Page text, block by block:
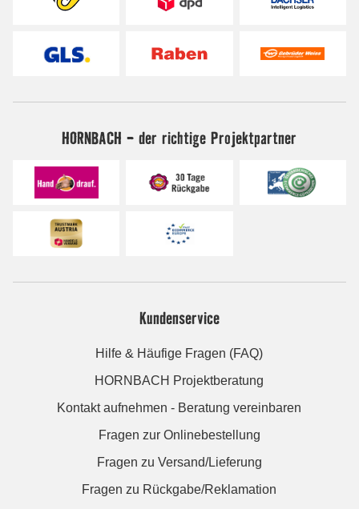
HORNBACH - der richtige Projektpartner
Kundenservice
Hilfe & Häufige Fragen (FAQ)
HORNBACH Projektberatung
Kontakt aufnehmen - Beratung vereinbaren
Fragen zur Onlinebestellung
Fragen zu Versand/Lieferung
Fragen zu Rückgabe/Reklamation